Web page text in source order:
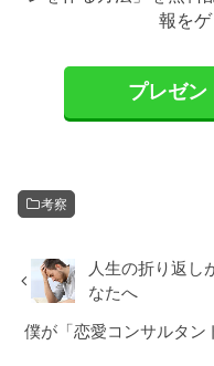
報をゲ
プレゼン
考察
人生の折り返し
なたへ
僕が「恋愛コンサルタン